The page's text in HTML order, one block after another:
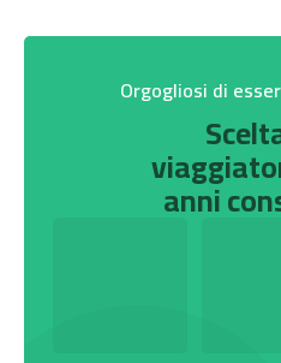
Orgogliosi di
anni